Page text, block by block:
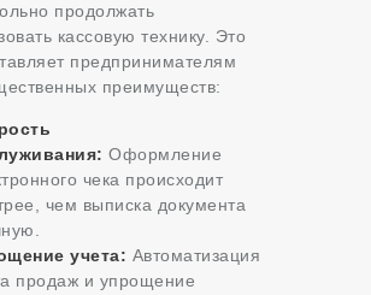
продолжать
кассовую технику. Это
предпринимателям
преимуществ:
Оформление
чека происходит
чем выписка документа
учета: Автоматизация
продаж и упрощение